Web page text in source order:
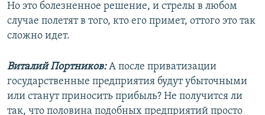
Но это болезненное решение, и стрелы в любом
случае полетят в того, кто его примет, оттого это так
сложно идет.
Виталий Портников:А после приватизации
государственные предприятия будут убыточными
или станут приносить прибыль? Не получится ли
так, что половина подобных предприятий просто